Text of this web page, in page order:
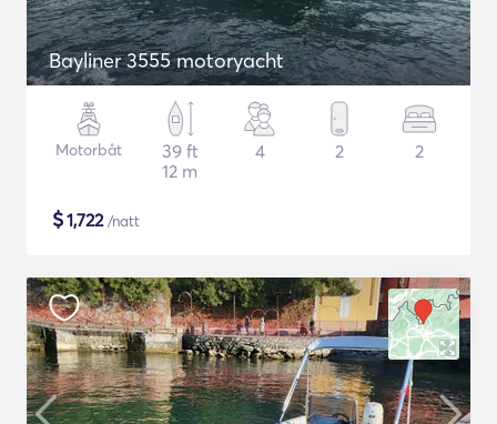
Bayliner 3555 motoryacht
Motorbåt
39 ft
12 m
4 2 2
$1,722/natt